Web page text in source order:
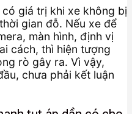
giá trị khi xe không bị
gian đỗ. Nếu xe để
màn hình, định vị
cách, thì hiện tượng
rò gây ra. Vì vậy,
chưa phải kết luận